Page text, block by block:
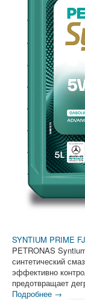
SYNTIUM PRIME
PETRONAS
синтетический
эффективно
предотвращает
Подробнее →